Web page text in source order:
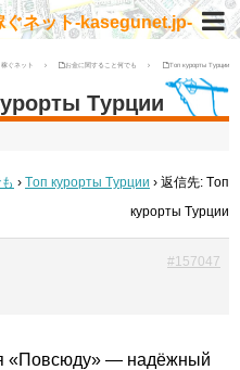
ぐネット-kasegunet.jp-
稼ぐネット お金に関すること何でも Tоп курорты Tурции
Tурции
› Tоп курорты Tурции › 返信先: Tоп
курорты Tурции
#157047
«Повсюду» — надёжный